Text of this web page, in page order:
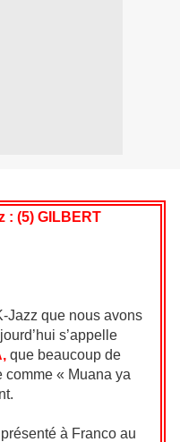
: (5) GILBERT
Jazz que nous avons
s’appelle
que beaucoup de
comme « Muana ya
à Franco au